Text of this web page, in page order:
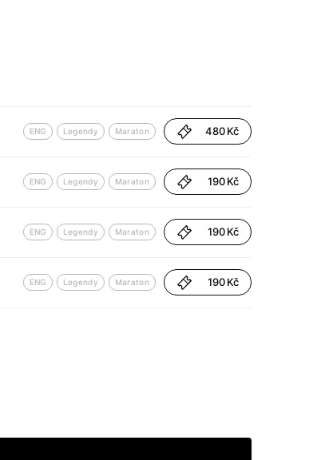
ENG Legendy Maraton 480 Kč
ENG Legendy Maraton 190 Kč
ENG Legendy Maraton 190 Kč
ENG Legendy Maraton 190 Kč